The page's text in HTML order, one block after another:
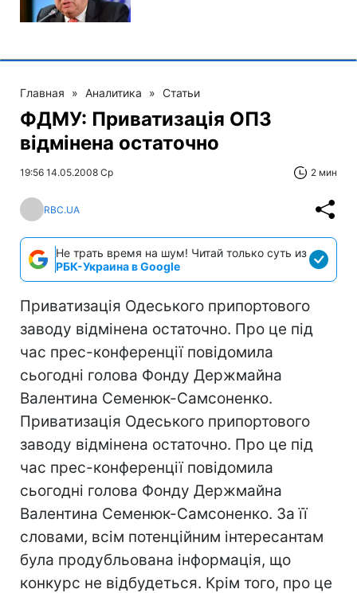
Главная » Аналитика » Статьи
ФДМУ: Приватизація ОПЗ
відмінена остаточно
19:56 14.05.2008 Ср 2 мин
RBC.UA
Не трать время на шум! Читай только суть из
РБК-Украина в Google
Приватизація Одеського припортового
заводу відмінена остаточно. Про це під
час прес-конференції повідомила
сьогодні голова Фонду Держмайна
Валентина Семенюк-Самсоненко.
Приватизація Одеського припортового
заводу відмінена остаточно. Про це під
час прес-конференції повідомила
сьогодні голова Фонду Держмайна
Валентина Семенюк-Самсоненко. За її
словами, всім потенційним інтересантам
була продубльована інформація, що
конкурс не відбудеться. Крім того, про це